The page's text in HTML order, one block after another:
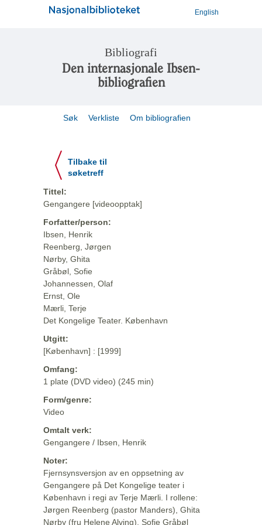
English
Bibliografi
Den internasjonale Ibsen-
bibliografien
Søk Verkliste Om bibliografien
Tilbake til
søketreff
Tittel:
Gengangere [videoopptak]
Forfatter/person:
Ibsen, Henrik
Reenberg, Jørgen
Nørby, Ghita
Gråbøl, Sofie
Johannessen, Olaf
Ernst, Ole
Mærli, Terje
Det Kongelige Teater. København
Utgitt:
[København] : [1999]
Omfang:
1 plate (DVD video) (245 min)
Form/genre:
Video
Omtalt verk:
Gengangere / Ibsen, Henrik
Noter:
Fjernsynsversjon av en oppsetning av
Gengangere på Det Kongelige teater i
København i regi av Terje Mærli. I rollene:
Jørgen Reenberg (pastor Manders), Ghita
Nørby (fru Helene Alving), Sofie Gråbøl